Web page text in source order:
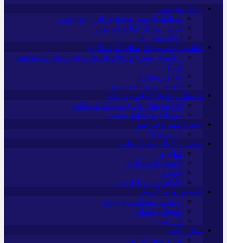
ایران وی تورز
شرایط بازنشر محتوا در ایران وی تورز
خرید رپورتاژ ایران وی تورز
ایران سفر تور
جاهای دیدنی و جاذبه‌های گردشگری
راهنمای سفر (تورها و هتل‌ها و حمل‌و‌نقل و آموزشی
و…)
غذا و رستوران
کشاورزی و دامپروری
فرهنگ و تاریخ (ایران و جهان)
گزارش‌های خبری میراث فرهنگی
سوغات و صنایع دستی
بانک و بیمه و فارکس
ارزدیجیتال
صنعت و تجارت و خدمات
فناوری
اقتصاد گردشگری
خودرو
کارآفرینی و بازاریابی
عمومی و سرگرمی
پزشکی، سلامت و زیبایی
حقوق و قضایی
ورزشی
سایر راه‌ها
تور و سفر ایرانی